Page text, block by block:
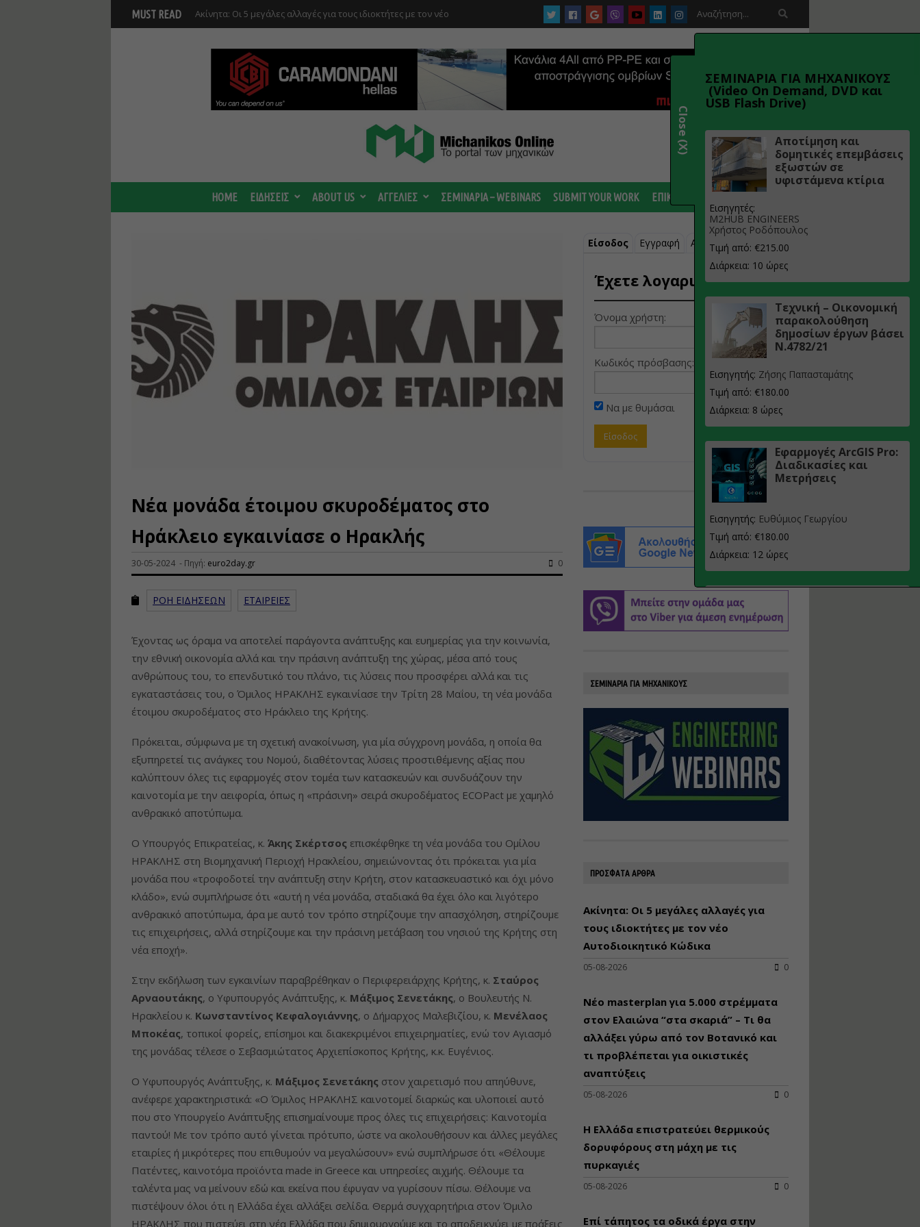
MUST READ Νέο masterplan για 5.000 στρέμματα στον Ελαιώνα “στα σκαριά” – Τι
αναπτύξεις

HOME ΕΙΔΗΣΕΙΣ ABOUT US ΑΓΓΕΛΙΕΣ ΣΕΜΙΝΑΡΙΑ – WEBINARS SUBMIT YOUR WORK ΕΠΙΚΟΙΝΩΝΙΑ
Νέα μονάδα έτοιμου σκυροδέματος στο
Ηράκλειο εγκαινίασε ο Ηρακλής
30-05-2024 - Πηγή: euro2day.gr 0
ΡΟΗ ΕΙΔΗΣΕΩΝ ΕΤΑΙΡΕΙΕΣ
Έχοντας ως όραμα να αποτελεί παράγοντα ανάπτυξης και ευημερίας για την κοινωνία,
την εθνική οικονομία αλλά και την πράσινη ανάπτυξη της χώρας, μέσα από τους
ανθρώπους του, το επενδυτικό του πλάνο, τις λύσεις που προσφέρει αλλά και τις
εγκαταστάσεις του, ο Όμιλος ΗΡΑΚΛΗΣ εγκαινίασε την Τρίτη 28 Μαΐου, τη νέα μονάδα
έτοιμου σκυροδέματος στο Ηράκλειο της Κρήτης.
Πρόκειται, σύμφωνα με τη σχετική ανακοίνωση, για μία σύγχρονη μονάδα, η οποία θα
εξυπηρετεί τις ανάγκες του Νομού, διαθέτοντας λύσεις προστιθέμενης αξίας που
καλύπτουν όλες τις εφαρμογές στον τομέα των κατασκευών και συνδυάζουν την
καινοτομία με την αειφορία, όπως η «πράσινη» σειρά σκυροδέματος ECOPact με χαμηλό
ανθρακικό αποτύπωμα.
Ο Υπουργός Επικρατείας, κ. Άκης Σκέρτσος επισκέφθηκε τη νέα μονάδα του Ομίλου
ΗΡΑΚΛΗΣ στη Βιομηχανική Περιοχή Ηρακλείου, σημειώνοντας ότι πρόκειται για μία
μονάδα που «τροφοδοτεί την ανάπτυξη στην Κρήτη, στον κατασκευαστικό και όχι μόνο
κλάδο», ενώ συμπλήρωσε ότι «αυτή η νέα μονάδα, σταδιακά θα έχει όλο και λιγότερο
ανθρακικό αποτύπωμα, άρα με αυτό τον τρόπο στηρίζουμε την απασχόληση, στηρίζουμε
τις επιχειρήσεις, αλλά στηρίζουμε και την πράσινη μετάβαση του νησιού της Κρήτης στη
νέα εποχή».
Στην εκδήλωση των εγκαινίων παραβρέθηκαν ο Περιφερειάρχης Κρήτης, κ. Σταύρος
Αρναουτάκης, ο Υφυπουργός Ανάπτυξης, κ. Μάξιμος Σενετάκης, ο Βουλευτής Ν.
Ηρακλείου κ. Kωνσταντίνος Κεφαλογιάννης, ο Δήμαρχος Μαλεβιζίου, κ. Μενέλαος
Μποκέας, τοπικοί φορείς, επίσημοι και διακεκριμένοι επιχειρηματίες, ενώ τον Αγιασμό
της μονάδας τέλεσε ο Σεβασμιώτατος Αρχιεπίσκοπος Κρήτης, κ.κ. Ευγένιος.
O Υφυπουργός Ανάπτυξης, κ. Μάξιμος Σενετάκης στoν χαιρετισμό που απηύθυνε,
ανέφερε χαρακτηριστικά: «Ο Όμιλος ΗΡΑΚΛΗΣ καινοτομεί διαρκώς και υλοποιεί αυτό
που στο Υπουργείο Ανάπτυξης επισημαίνουμε προς όλες τις επιχειρήσεις: Καινοτομία
παντού! Με τον τρόπο αυτό γίνεται πρότυπο, ώστε να ακολουθήσουν και άλλες μεγάλες
εταιρίες ή μικρότερες που επιθυμούν να μεγαλώσουν» ενώ συμπλήρωσε ότι «Θέλουμε
Πατέντες, καινοτόμα προϊόντα made in Greece και υπηρεσίες αιχμής. Θέλουμε τα
ταλέντα μας να μείνουν εδώ και εκείνα που έφυγαν να γυρίσουν πίσω. Θέλουμε να
πιστέψουν όλοι ότι η Ελλάδα έχει αλλάξει σελίδα. Θερμά συγχαρητήρια στον Όμιλο
ΗΡΑΚΛΗΣ που πιστεύει στη νέα Ελλάδα που δημιουργούμε και το αποδεικνύει με πράξεις
Είσοδος Εγγραφή Ανάκτηση κωδικού
Έχετε λογαριασμό;
Όνομα χρήστη:
Κωδικός πρόσβασης:
Να με θυμάσαι
ΣΕΜΙΝΑΡΙΑ ΓΙΑ ΜΗΧΑΝΙΚΟΥΣ
ΠΡΟΣΦΑΤΑ ΑΡΘΡΑ
Ακίνητα: Οι 5 μεγάλες αλλαγές για
τους ιδιοκτήτες με τον νέο
Αυτοδιοικητικό Κώδικα
05-08-2026 0
Νέο masterplan για 5.000 στρέμματα
στον Ελαιώνα “στα σκαριά” – Τι θα
αλλάξει γύρω από τον Βοτανικό και
τι προβλέπεται για οικιστικές
αναπτύξεις
05-08-2026 0
Η Ελλάδα επιστρατεύει θερμικούς
δορυφόρους στη μάχη με τις
πυρκαγιές
05-08-2026 0
Επί τάπητος τα οδικά έργα στην
ΣΕΜΙΝΑΡΙΑ ΓΙΑ ΜΗΧΑΝΙΚΟΥΣ
(Video On Demand, DVD και
USB Flash Drive)
Αποτίμηση και
δομητικές επεμβάσεις
εξωστών σε
υφιστάμενα κτίρια
Εισηγητές:
M2HUB ENGINEERS
Χρήστος Ροδόπουλος
Τιμή από: €215.00
Διάρκεια: 10 ώρες
Τεχνική – Οικονομική
παρακολούθηση
δημοσίων έργων βάσει
Ν.4782/21
Εισηγητής: Ζήσης Παπασταμάτης
Τιμή από: €180.00
Διάρκεια: 8 ώρες
Εφαρμογές ArcGIS Pro:
Διαδικασίες και
Μετρήσεις
Εισηγητής: Ευθύμιος Γεωργίου
Τιμή από: €180.00
Διάρκεια: 12 ώρες
υλοποίηση
φωτοβολταϊκών
Τιμή από: €230.00
Διάρκεια: 16 ώρες
Αρχιτεκτονικός
Σχεδιασμός με το
Rhinoceros
Τιμή από: €230.00
Διάρκεια: 14 ώρες
πιστοποιητικού
Εισηγητές:
Γραμματή Μπακλατσή
Τιμή από: €145.00
Close (X)